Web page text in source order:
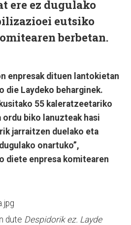
ere ez dugulako
eutsiko
berbetan.
enpresak dituen lantokietan
die Laydeko beharginek.
55 kaleratzeetariko
ordu biko lanuzteak hasi
jarraitzen duelako eta
onartuko”,
diete enpresa komitearen
dute Despidorik ez. Layde